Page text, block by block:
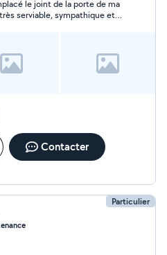
trouver des solutions
). Je propose
finitions - Petites
meubles et cuisines
soigneux et réactif. Je
propre et durable.
me contacter !
le joint de la porte de ma
serviable, sympathique et
Contacter
Particulier